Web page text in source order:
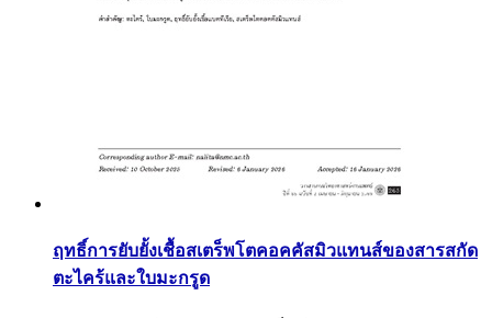
ฤทธิ์การยับยั้งเชื้อสเตร็พโตคอคคัสมิวแทนส์ของสารสกัด
ตะไคร้และใบมะกรูด